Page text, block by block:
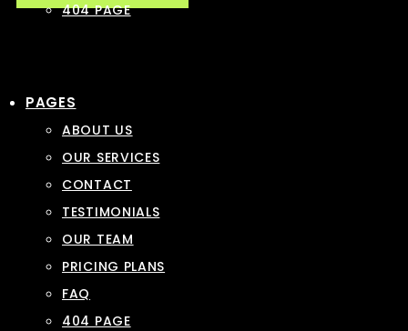
404 PAGE
PAGES
ABOUT US
OUR SERVICES
CONTACT
TESTIMONIALS
OUR TEAM
PRICING PLANS
FAQ
404 PAGE